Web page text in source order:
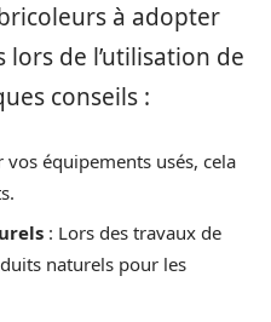
à adopter
de l’utilisation de
conseils :
vos équipements usés, cela
: Lors des travaux de
naturels pour les